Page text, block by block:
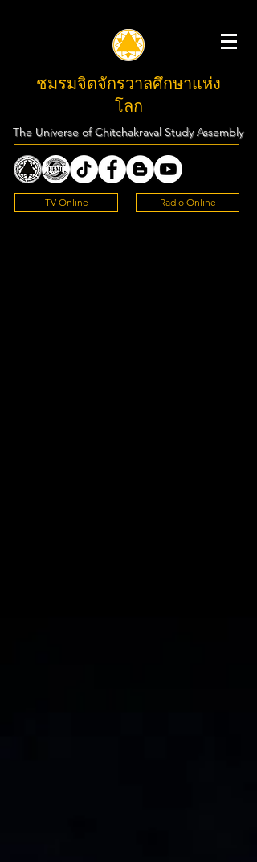
ชมรมจิตจักรวาลศึกษาแห่ง
โลก
The Universe of Chitchakraval Study Assembly
TV Online Radio Online